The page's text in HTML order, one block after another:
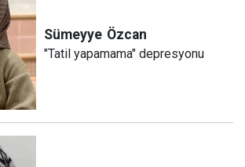
Sümeyye Özcan
"Tatil yapamama" depresyonu